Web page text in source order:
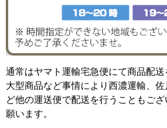
通常はヤマト運輸宅急便にて商品配送
大型商品など事情により西濃運輸、
ど他の運送便で配送を行うこともご
願います。